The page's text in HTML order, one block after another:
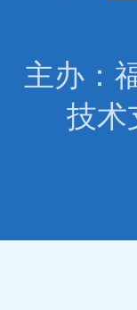
主办：
技